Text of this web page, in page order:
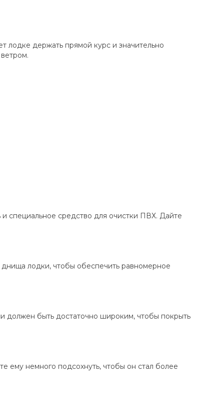
лодке держать прямой курс и значительно
специальное средство для очистки ПВХ. Дайте
днища лодки, чтобы обеспечить равномерное
должен быть достаточно широким, чтобы покрыть
ему немного подсохнуть, чтобы он стал более